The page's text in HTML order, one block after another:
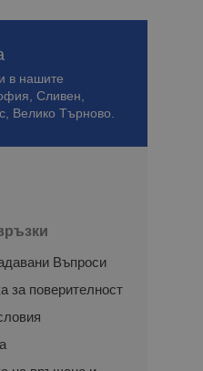
в нашите
Сливен,
Велико Търново.
Въпроси
за поверителност